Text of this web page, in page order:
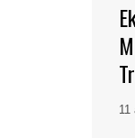
11